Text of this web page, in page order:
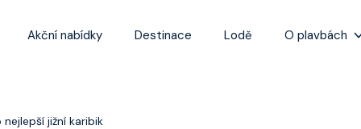
Akční nabídky Destinace Lodě O plavbách
jižní karibik